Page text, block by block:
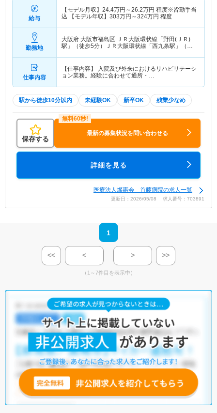
給与
【モデル月収】 24.4万円～26.2万円 程度※皆勤手当
込 【モデル年収】 303万円～324万円 程度
勤務地
大阪府 大阪市福島区 ＪＲ大阪環状線「野田(ＪＲ)
駅」（徒歩5分）ＪＲ大阪環状線「西九条駅」（徒
仕事内容
【仕事内容】 入院及び外来におけるリハビリテーシ
ョン業務。経験に合わせて通所・…
駅から徒歩10分以内 未経験OK 新卒OK 残業少なめ
保存する
最新の募集状況を問い合わせる
詳細を見る
医療法人燦惠会 首藤病院の求人一覧
更新日：2026/05/08 求人番号：703891
1
<< < > >>
（1～7件目を表示中）